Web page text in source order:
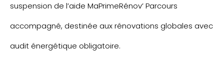
suspension de l’aide MaPrimeRénov’ Parcours
accompagné, destinée aux rénovations globales avec
audit énergétique obligatoire.